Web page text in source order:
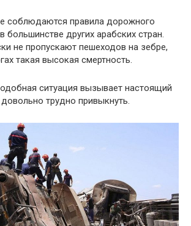
соблюдаются правила дорожного
большинстве других арабских стран.
не пропускают пешеходов на зебре,
такая высокая смертность.
ситуация вызывает настоящий
трудно привыкнуть.